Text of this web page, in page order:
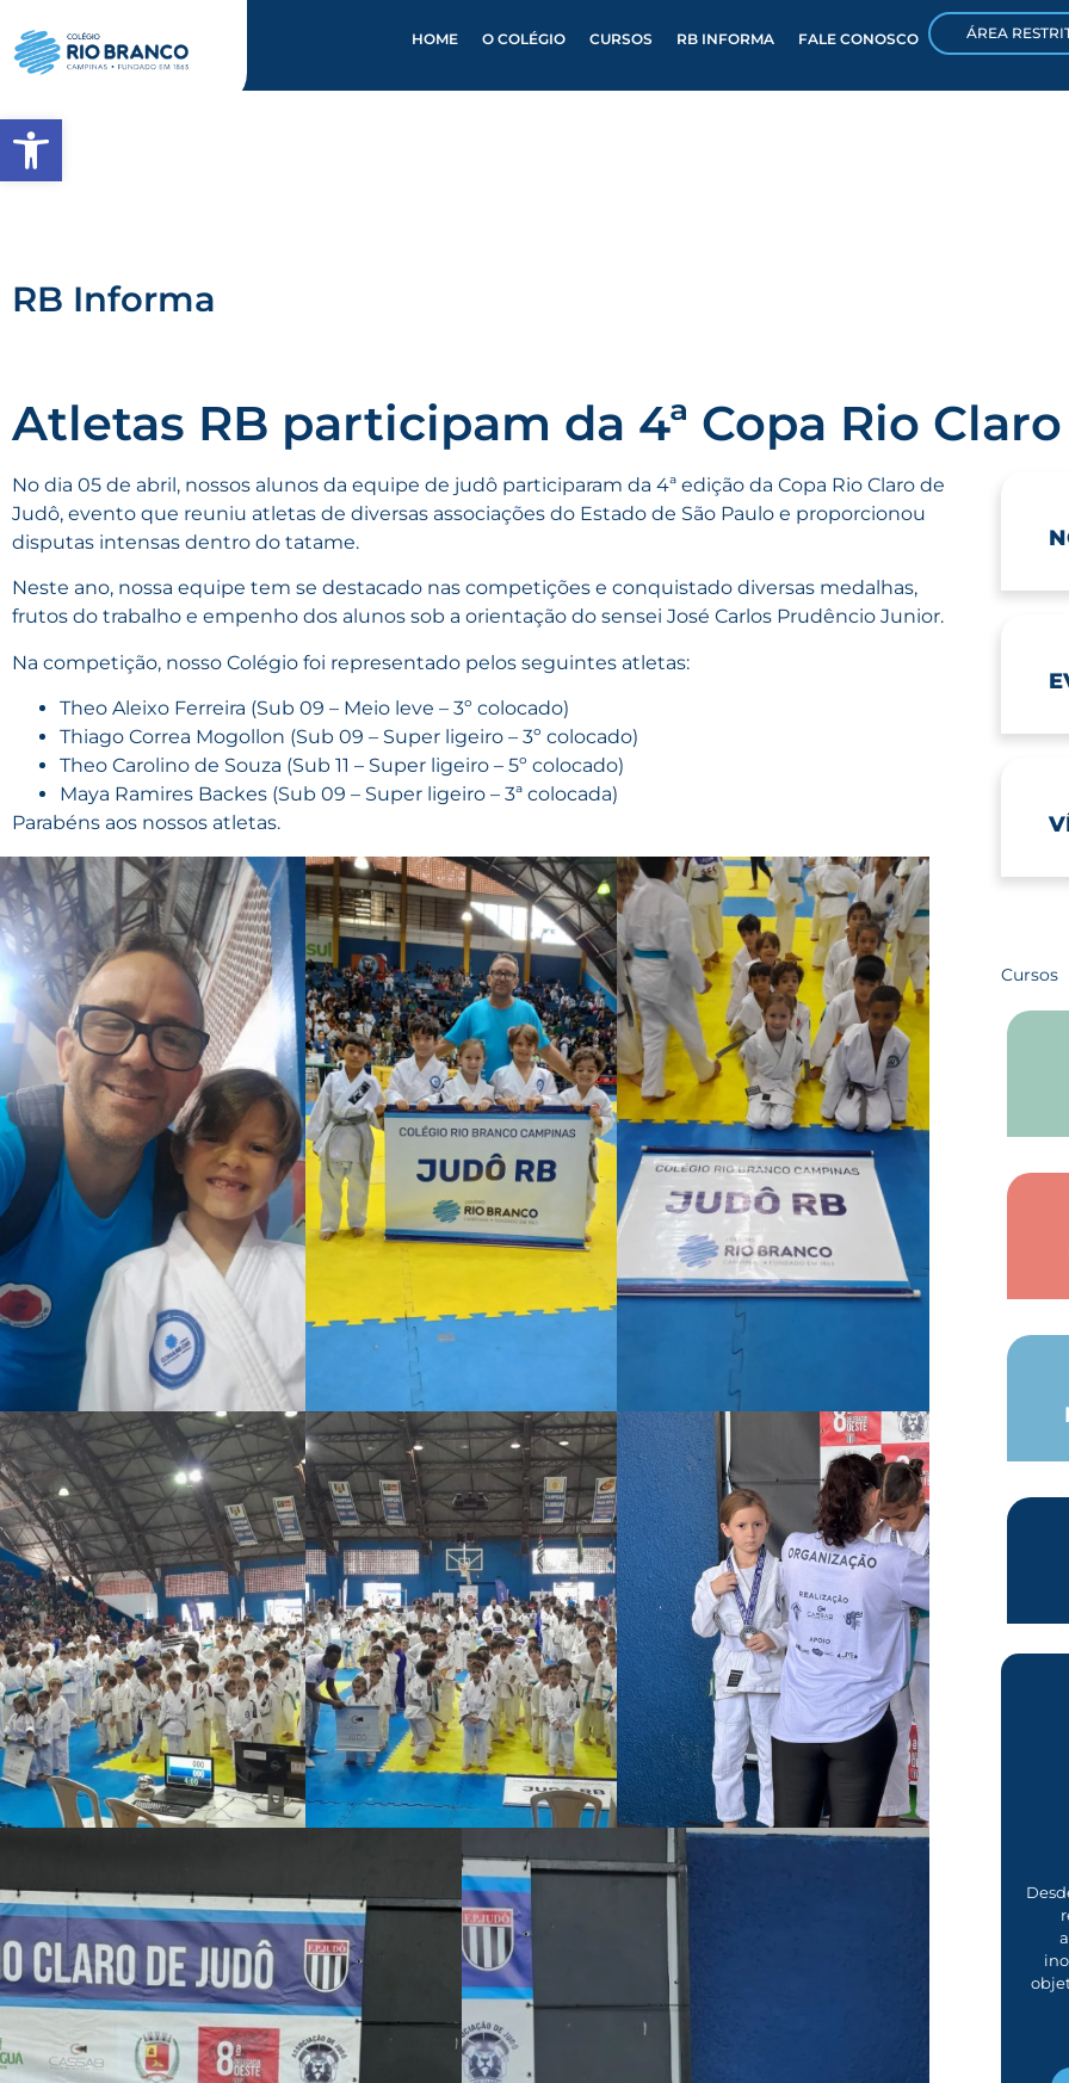
HOME O COLÉGIO CURSOS RB INFORMA FALE CONOSCO ÁREA
RB Informa
Atletas RB participam da 4ª Copa Rio
No dia 05 de abril, nossos alunos da equipe de judô participaram da 4ª edição da Copa Rio Claro de
Judô, evento que reuniu atletas de diversas associações do Estado de São Paulo e proporcionou
disputas intensas dentro do tatame.
Neste ano, nossa equipe tem se destacado nas competições e conquistado diversas medalhas,
frutos do trabalho e empenho dos alunos sob a orientação do sensei José Carlos Prudêncio Junior.
Na competição, nosso Colégio foi representado pelos seguintes atletas:
Theo Aleixo Ferreira (Sub 09 – Meio leve – 3º colocado)
Thiago Correa Mogollon (Sub 09 – Super ligeiro – 3º colocado)
Theo Carolino de Souza (Sub 11 – Super ligeiro – 5º colocado)
Maya Ramires Backes (Sub 09 – Super ligeiro – 3ª colocada)
Parabéns aos nossos atletas.
Cursos
Abrir a barra de ferramentas